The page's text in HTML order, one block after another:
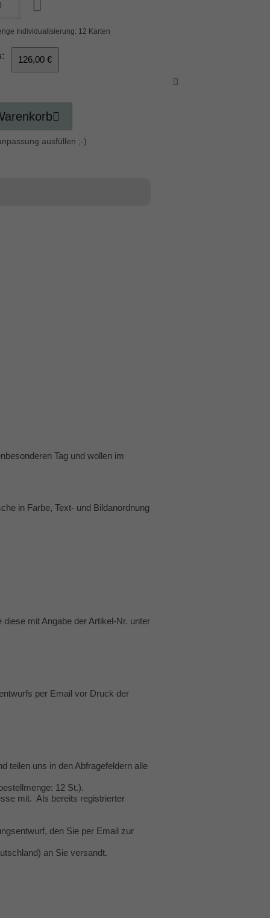
Individualisierung: 12 Karten
126,00 €
ausfüllen ;-)
Tag und wollen im
in Farbe, Text- und Bildanordnung
mit Angabe der Artikel-Nr. unter
per Email vor Druck der
teilen uns in den Abfragefeldern alle
12 St.).
mit. Als bereits registrierter
den Sie per Email zur
an Sie versandt.